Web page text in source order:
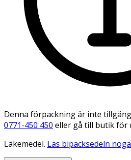
Denna förpackning är inte
0771-450 450 eller gå till butik för
Läkemedel. Läs bipacksedeln